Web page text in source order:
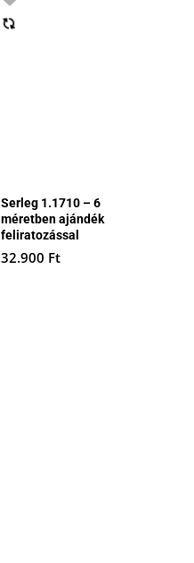
Serleg 1.1710 – 6
méretben ajándék
feliratozással
32.900 Ft